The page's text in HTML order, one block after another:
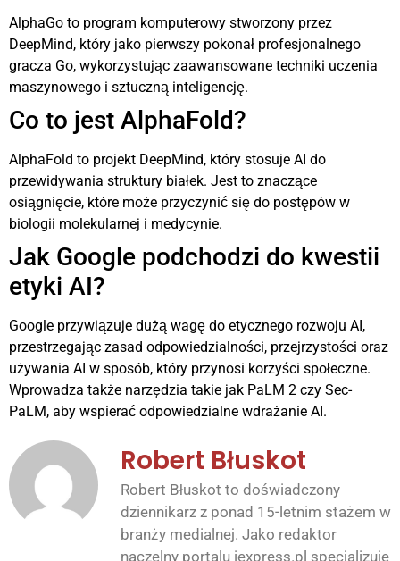
AlphaGo to program komputerowy stworzony przez
DeepMind, który jako pierwszy pokonał profesjonalnego
gracza Go, wykorzystując zaawansowane techniki uczenia
maszynowego i sztuczną inteligencję.
Co to jest AlphaFold?
AlphaFold to projekt DeepMind, który stosuje AI do
przewidywania struktury białek. Jest to znaczące
osiągnięcie, które może przyczynić się do postępów w
biologii molekularnej i medycynie.
Jak Google podchodzi do kwestii
etyki AI?
Google przywiązuje dużą wagę do etycznego rozwoju AI,
przestrzegając zasad odpowiedzialności, przejrzystości oraz
używania AI w sposób, który przynosi korzyści społeczne.
Wprowadza także narzędzia takie jak PaLM 2 czy Sec-
PaLM, aby wspierać odpowiedzialne wdrażanie AI.
Robert Błuskot
Robert Błuskot to doświadczony
dziennikarz z ponad 15-letnim stażem w
branży medialnej. Jako redaktor
naczelny portalu iexpress.pl specjalizuje